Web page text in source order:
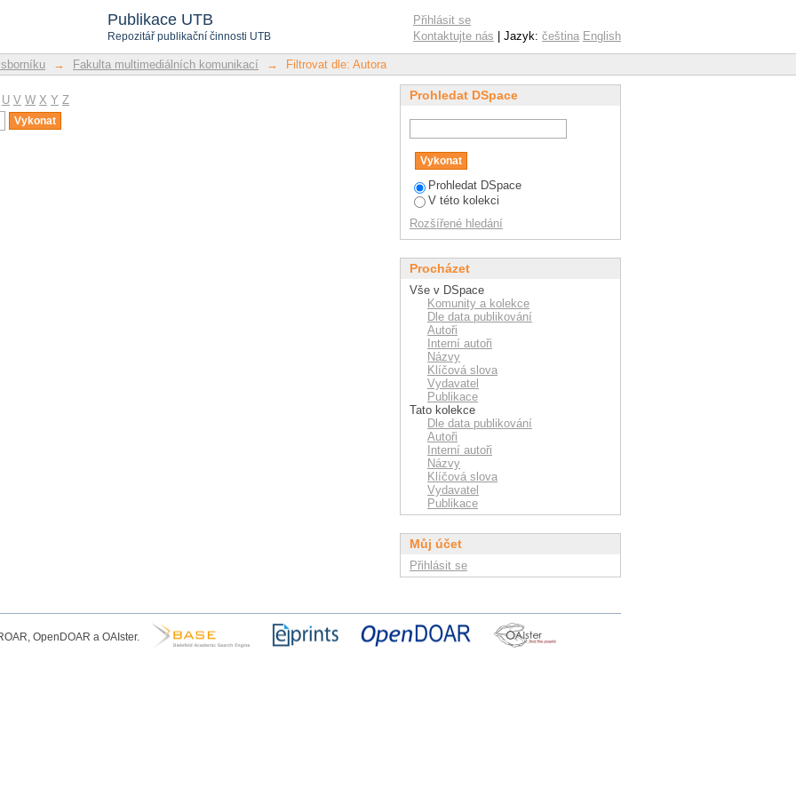
Publikace UTB
Repozitář publikační činnosti UTB
Přihlásit se
Kontaktujte nás | Jazyk: čeština English
→ Fakulta multimediálních komunikací → Filtrovat dle: Autora
U V W X Y Z
Prohledat DSpace
Prohledat DSpace
V této kolekci
Rozšířené hledání
Procházet
Vše v DSpace
Komunity a kolekce
Dle data publikování
Autoři
Interní autoři
Názvy
Klíčová slova
Vydavatel
Publikace
Tato kolekce
Dle data publikování
Autoři
Interní autoři
Názvy
Klíčová slova
Vydavatel
Publikace
Můj účet
Přihlásit se
OpenDOAR a OAIster.